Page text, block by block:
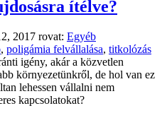
ítélve?
2017 rovat: Egyéb
, poligámia felvállalása, titkolózás
igény, akár a közvetlen
környezetünkről, de hol van ez
lehessen vállalni nem
kapcsolatokat?